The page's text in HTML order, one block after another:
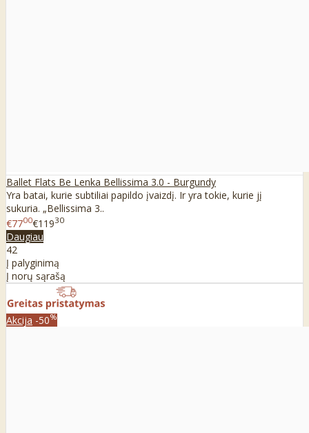
Ballet Flats Be Lenka Bellissima 3.0 - Burgundy
Yra batai, kurie subtiliai papildo įvaizdį. Ir yra tokie, kurie jį
sukuria. „Bellissima 3..
€7700€11930
Daugiau
42
Į palyginimą
Į norų sąrašą
Akcija -50%